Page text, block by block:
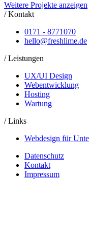
Weitere Projekte anzeigen
/ Kontakt
0171 - 8771070
hello@freshlime.de
/ Leistungen
UX/UI Design
Webentwicklung
Hosting
Wartung
/ Links
Webdesign für
Datenschutz
Kontakt
Impressum